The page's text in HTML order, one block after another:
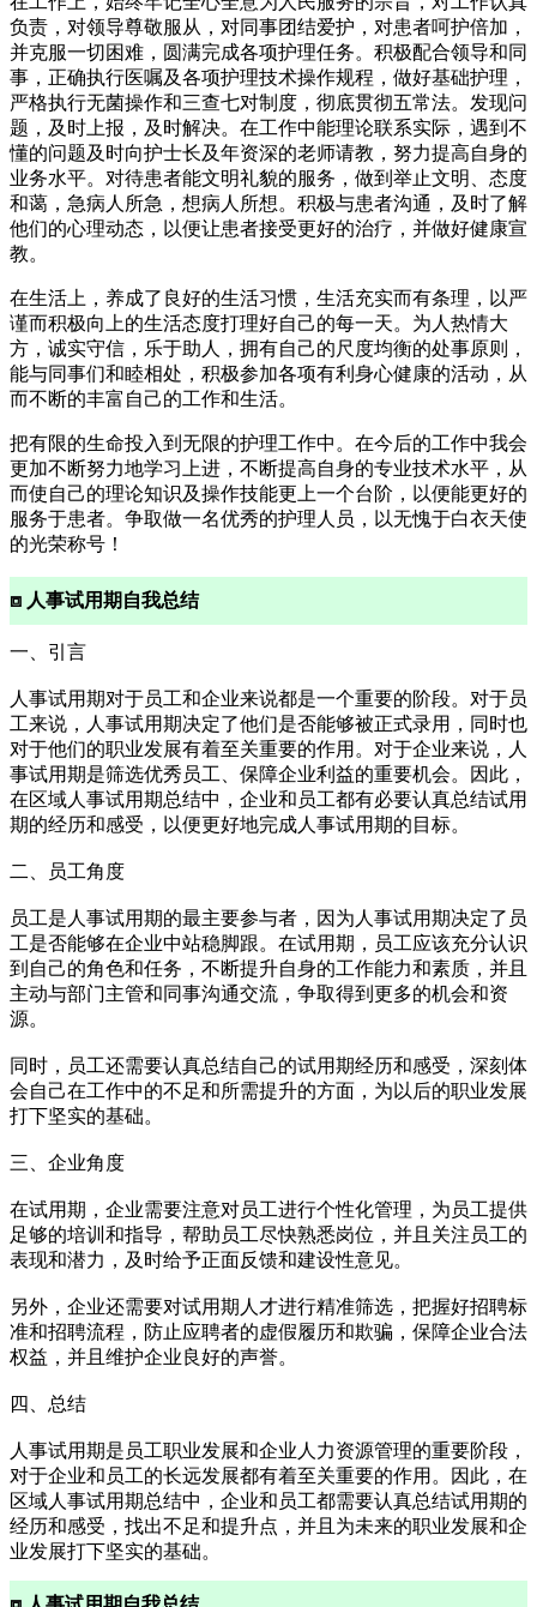
负责，对领导尊敬服从，对同事团结爱护，对患者呵护倍加，
并克服一切困难，圆满完成各项护理任务。积极配合领导和同
事，正确执行医嘱及各项护理技术操作规程，做好基础护理，
严格执行无菌操作和三查七对制度，彻底贯彻五常法。发现问
题，及时上报，及时解决。在工作中能理论联系实际，遇到不
懂的问题及时向护士长及年资深的老师请教，努力提高自身的
业务水平。对待患者能文明礼貌的服务，做到举止文明、态度
和蔼，急病人所急，想病人所想。积极与患者沟通，及时了解
他们的心理动态，以便让患者接受更好的治疗，并做好健康宣
教。
在生活上，养成了良好的生活习惯，生活充实而有条理，以严
谨而积极向上的生活态度打理好自己的每一天。为人热情大
方，诚实守信，乐于助人，拥有自己的尺度均衡的处事原则，
能与同事们和睦相处，积极参加各项有利身心健康的活动，从
而不断的丰富自己的工作和生活。
把有限的生命投入到无限的护理工作中。在今后的工作中我会
更加不断努力地学习上进，不断提高自身的专业技术水平，从
而使自己的理论知识及操作技能更上一个台阶，以便能更好的
服务于患者。争取做一名优秀的护理人员，以无愧于白衣天使
的光荣称号！
⧈ 人事试用期自我总结
一、引言
人事试用期对于员工和企业来说都是一个重要的阶段。对于员
工来说，人事试用期决定了他们是否能够被正式录用，同时也
对于他们的职业发展有着至关重要的作用。对于企业来说，人
事试用期是筛选优秀员工、保障企业利益的重要机会。因此，
在区域人事试用期总结中，企业和员工都有必要认真总结试用
期的经历和感受，以便更好地完成人事试用期的目标。
二、员工角度
员工是人事试用期的最主要参与者，因为人事试用期决定了员
工是否能够在企业中站稳脚跟。在试用期，员工应该充分认识
到自己的角色和任务，不断提升自身的工作能力和素质，并且
主动与部门主管和同事沟通交流，争取得到更多的机会和资
源。
同时，员工还需要认真总结自己的试用期经历和感受，深刻体
会自己在工作中的不足和所需提升的方面，为以后的职业发展
打下坚实的基础。
三、企业角度
在试用期，企业需要注意对员工进行个性化管理，为员工提供
足够的培训和指导，帮助员工尽快熟悉岗位，并且关注员工的
表现和潜力，及时给予正面反馈和建设性意见。
另外，企业还需要对试用期人才进行精准筛选，把握好招聘标
准和招聘流程，防止应聘者的虚假履历和欺骗，保障企业合法
权益，并且维护企业良好的声誉。
四、总结
人事试用期是员工职业发展和企业人力资源管理的重要阶段，
对于企业和员工的长远发展都有着至关重要的作用。因此，在
区域人事试用期总结中，企业和员工都需要认真总结试用期的
经历和感受，找出不足和提升点，并且为未来的职业发展和企
业发展打下坚实的基础。